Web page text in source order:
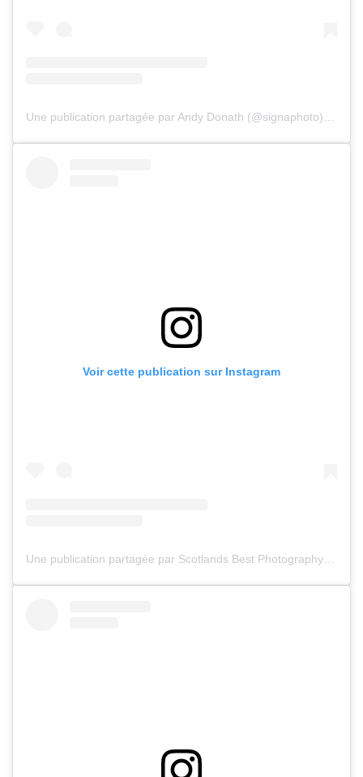
Une publication partagée par Andy Donath (@signaphoto)
le
Voir cette publication sur Instagram